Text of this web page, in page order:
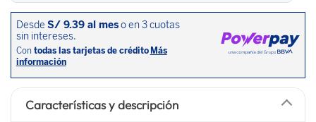
Características y descripción